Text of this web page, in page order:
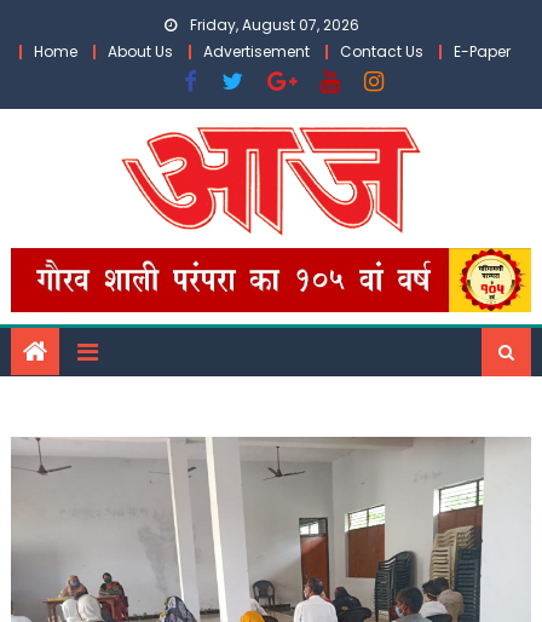
Friday, August 07, 2026
Home
About Us Advertisement Contact Us E-Paper